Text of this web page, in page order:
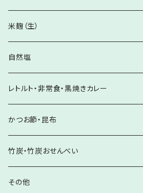
米麹（生）
自然塩
レトルト・非常食・黒焼きカレー
かつお節・昆布
竹炭・竹炭おせんべい
その他